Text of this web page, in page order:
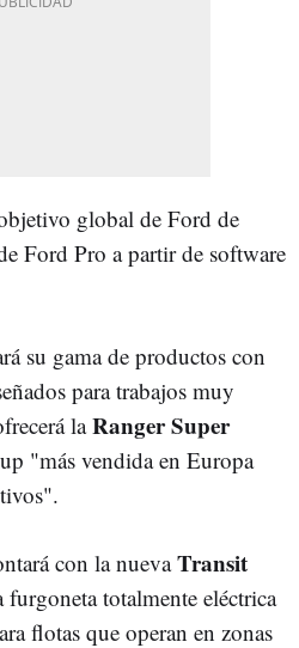
global de Ford de
Ford Pro a partir de software
su gama de productos con
para trabajos muy
laRanger Super
"más vendida en Europa
con la nuevaTransit
furgoneta totalmente eléctrica
flotas que operan en zonas